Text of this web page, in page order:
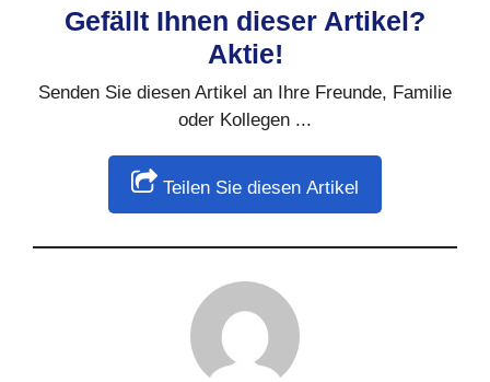
Gefällt Ihnen dieser Artikel?
Aktie!
Senden Sie diesen Artikel an Ihre Freunde, Familie
oder Kollegen ...
Teilen Sie diesen Artikel